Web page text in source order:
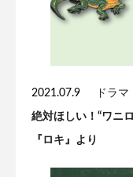
2021.07.9 ドラマ
絶対ほしい！“ワニ
『ロキ』より